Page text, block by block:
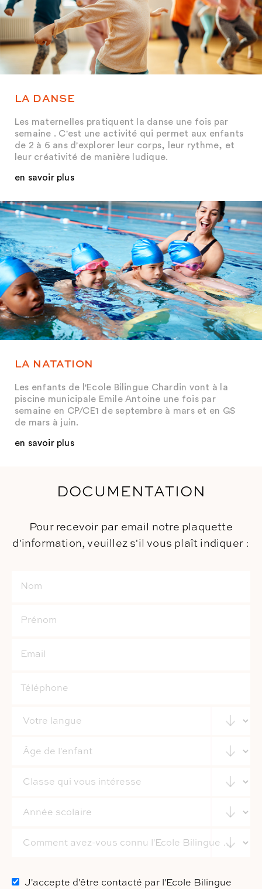
LA DANSE
Les maternelles pratiquent la danse une fois par
semaine . C'est une activité qui permet aux enfants
de 2 à 6 ans d'explorer leur corps, leur rythme, et
leur créativité de manière ludique.
en savoir plus
LA NATATION
Les enfants de l'Ecole Bilingue Chardin vont à la
piscine municipale Emile Antoine une fois par
semaine en CP/CE1 de septembre à mars et en GS
de mars à juin.
en savoir plus
DOCUMENTATION
Pour recevoir par email notre plaquette
d'information, veuillez s'il vous plaît indiquer :
J'accepte d'être contacté par l'Ecole Bilingue